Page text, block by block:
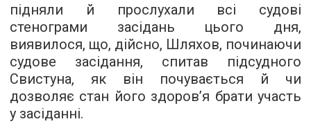
підняли й прослухали всі судові
стенограми засідань цього дня,
виявилося, що, дійсно, Шляхов, починаючи
судове засідання, спитав підсудного
Свистуна, як він почувається й чи
дозволяє стан його здоров’я брати участь
у засіданні.